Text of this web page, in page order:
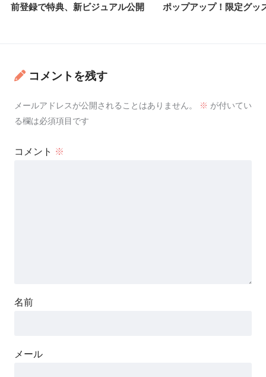
前登録で特典、新ビジュアル公開
ポップアップ！限定グッ
コメントを残す
メールアドレスが公開されることはありません。 ※ が付いてい
る欄は必須項目です
コメント ※
名前
メール